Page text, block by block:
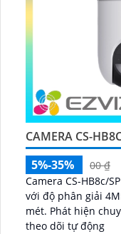
CAMERA CS-
5%-35%
00 ₫
Camera CS-HB8c/
với độ phân giải
mét. Phát hiện chuyển động người qua cảm biến PIR
theo dõi tự động